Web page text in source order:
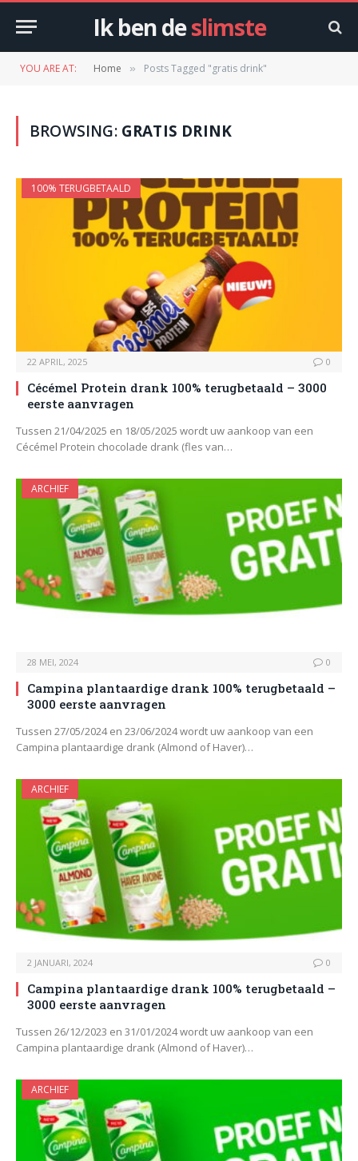
Ik ben deslimste
YOU ARE AT: Home » Posts Tagged "gratis drink"
BROWSING: GRATIS DRINK
100% TERUGBETAALD
22 APRIL, 2025 0
Cécémel Protein drank 100% terugbetaald – 3000
eerste aanvragen
Tussen 21/04/2025 en 18/05/2025 wordt uw aankoop van een
Cécémel Protein chocolade drank (fles van…
ARCHIEF
28 MEI, 2024 0
Campina plantaardige drank 100% terugbetaald –
3000 eerste aanvragen
Tussen 27/05/2024 en 23/06/2024 wordt uw aankoop van een
Campina plantaardige drank (Almond of Haver)…
ARCHIEF
2 JANUARI, 2024 0
Campina plantaardige drank 100% terugbetaald –
3000 eerste aanvragen
Tussen 26/12/2023 en 31/01/2024 wordt uw aankoop van een
Campina plantaardige drank (Almond of Haver)…
ARCHIEF